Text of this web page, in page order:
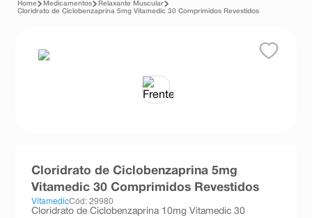
2º dipirona
tadalafila
absorvente
ºshampoo
Medicamentos
Relaxante Muscular
Cloridrato de Ciclobenzaprina 5mg Vitamedic 30 Comprimidos Revestidos
Cloridrato de Ciclobenzaprina 5mg
Vitamedic 30 Comprimidos Revestidos
VitamedicCód: 29980
Cloridrato de Ciclobenzaprina 10mg Vitamedic 30